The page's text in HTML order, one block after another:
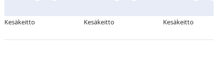
Kesäkeitto Kesäkeitto Kesäkeitto